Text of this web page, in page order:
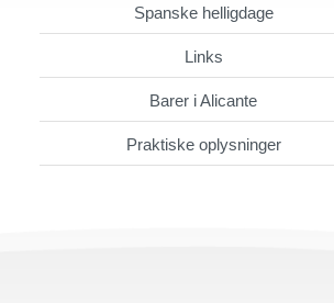
Spanske helligdage
Links
Barer i Alicante
Praktiske oplysninger